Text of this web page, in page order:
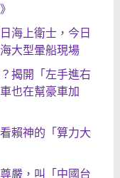
海上衛士，今日
大型暈船現場
揭開「左手進右
也在幫豪車加
賴神的「算力大
嚴，叫「中國台